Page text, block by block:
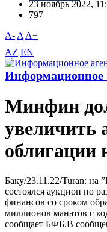
23 ноябрь 2022,
797
A- A A+
AZ EN
Информационное
Минфин
увеличить
облигации
Баку/23.11.22/Turan: на
состоялся аукцион по
финансов со сроком
миллионов манатов с
сообщает БФБ.В